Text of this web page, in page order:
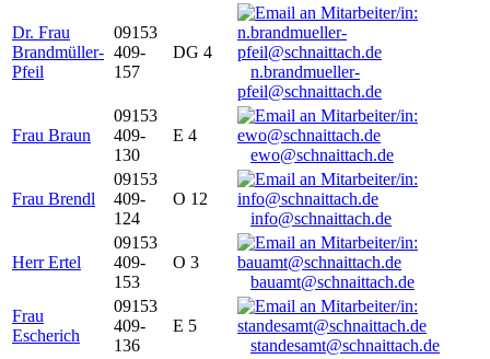
Dr. Frau
Brandmüller-
Pfeil
09153
409-
157
DG 4
n.brandmueller-
pfeil@schnaittach.de
Frau Braun
09153
409-
130
E 4
ewo@schnaittach.de
Frau Brendl
09153
409-
124
O 12
info@schnaittach.de
Herr Ertel
09153
409-
153
O 3
bauamt@schnaittach.de
Frau
Escherich
09153
409-
136
E 5
standesamt@schnaittach.de